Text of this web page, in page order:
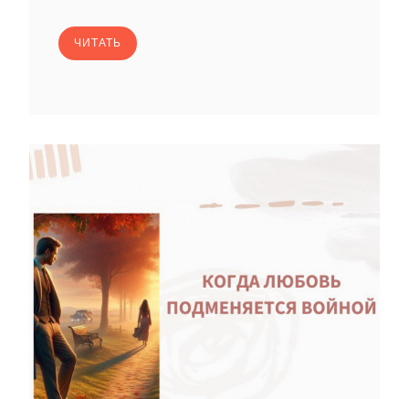
ЧИТАТЬ